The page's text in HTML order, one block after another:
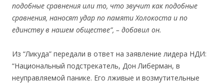
подобные сравнения или то, что звучит как подобные
сравнения, наносят удар по памяти Холокоста и по
единству в нашем обществе”, – добавил он.
Из “Ликуда” передали в ответ на заявление лидера НДИ:
“Национальный подстрекатель, Дон Либерман, в
неуправляемой панике. Его лживые и возмутительные